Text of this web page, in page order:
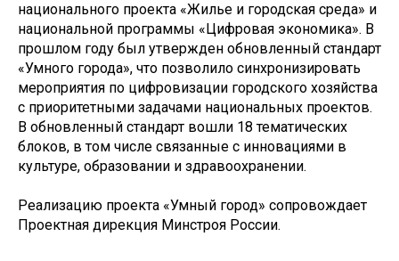
национального проекта «Жилье и городская среда» и
национальной программы «Цифровая экономика». В
прошлом году был утвержден обновленный стандарт
«Умного города», что позволило синхронизировать
мероприятия по цифровизации городского хозяйства
с приоритетными задачами национальных проектов.
В обновленный стандарт вошли 18 тематических
блоков, в том числе связанные с инновациями в
культуре, образовании и здравоохранении.
Реализацию проекта «Умный город» сопровождает
Проектная дирекция Минстроя России.